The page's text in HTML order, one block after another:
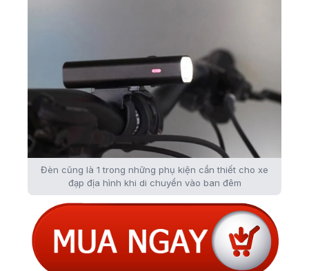
Đèn cũng là 1 trong những phụ kiện cần thiết cho xe
đạp địa hình khi di chuyển vào ban đêm